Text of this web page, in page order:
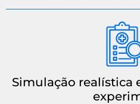
Simulação realística